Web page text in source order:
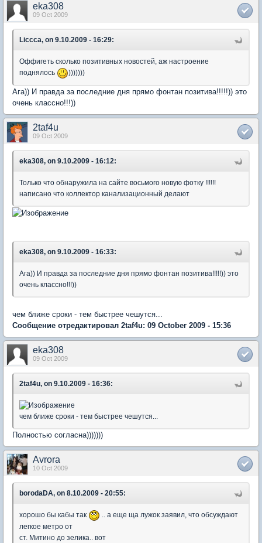
eka308
09 Oct 2009
Liccca, on 9.10.2009 - 16:29:
Оффигеть сколько позитивных новостей, аж настроение
поднялось
)))))))
Ага)) И правда за последние дня прямо фонтан позитива!!!!!)) это
очень классно!!!))
2taf4u
09 Oct 2009
eka308, on 9.10.2009 - 16:12:
Только что обнаружила на сайте восьмого новую фотку !!!!!!
написано что коллектор канализационный делают
eka308, on 9.10.2009 - 16:33:
Ага)) И правда за последние дня прямо фонтан позитива!!!!!)) это
очень классно!!!))
чем ближе сроки - тем быстрее чешутся...
Сообщение отредактировал 2taf4u: 09 October 2009 - 15:36
eka308
09 Oct 2009
2taf4u, on 9.10.2009 - 16:36:
чем ближе сроки - тем быстрее чешутся...
Полностью согласна)))))))
Avrora
10 Oct 2009
borodaDA, on 8.10.2009 - 20:55:
хорошо бы кабы так
.. а еще ща лужок заявил, что обсуждают
легкое метро от
ст. Митино до зелика.. вот